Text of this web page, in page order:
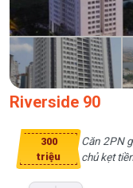
Riverside 90
300
triệu
Căn 2PN
chủ kẹt